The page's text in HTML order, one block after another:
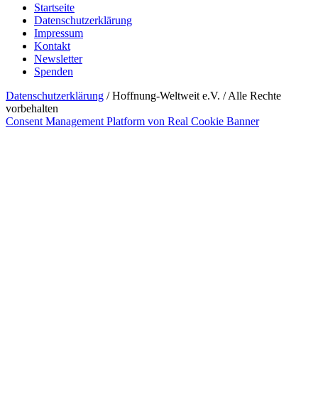
Startseite
Datenschutzerklärung
Impressum
Kontakt
Newsletter
Spenden
Datenschutzerklärung / Hoffnung-Weltweit e.V. / Alle Rechte
vorbehalten
Consent Management Platform von Real Cookie Banner